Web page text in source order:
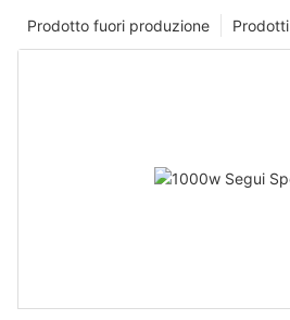
Prodotti
Prodotto fuori produzione